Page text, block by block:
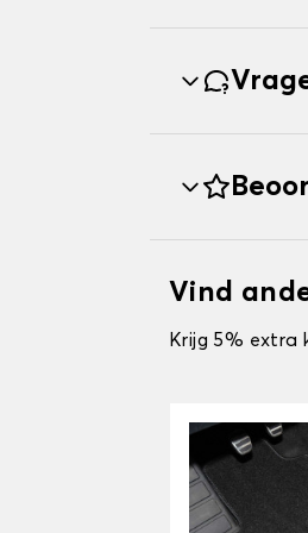
Vind
Krijg 5% extra